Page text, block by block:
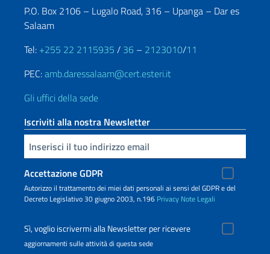
P.O. Box 2106 – Lugalo Road, 316 – Upanga – Dar es
Salaam
Tel: +255 22 2115935 / 36 – 2123010/11
PEC:amb.daressalaam@cert.esteri.it
Gli uffici della sede
Iscriviti alla nostra Newsletter
Inserisci la tua email
Accettazione GDPR
Autorizzo il trattamento dei miei dati personali ai sensi del GDPR e del
Decreto Legislativo 30 giugno 2003, n.196 Privacy Note Legali
Sì, voglio iscrivermi alla Newsletter per ricevere
aggiornamenti sulle attività di questa sede